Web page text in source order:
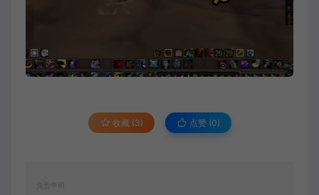
收藏 (3) 点赞 (0)
免责申明